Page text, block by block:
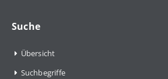
Suche
Übersicht
Suchbegriffe